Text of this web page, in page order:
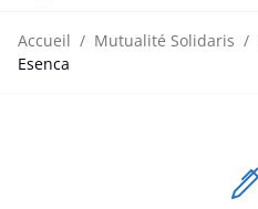
Accueil Mutualité Solidaris
Esenca